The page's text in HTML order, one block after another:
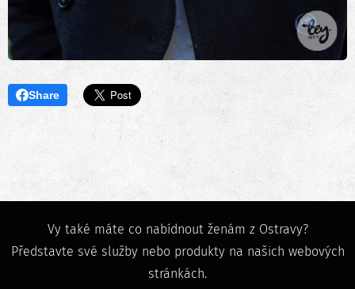
Share
Vy také máte co nabídnout ženám z Ostravy?
Představte své služby nebo produkty na našich webových
stránkách.